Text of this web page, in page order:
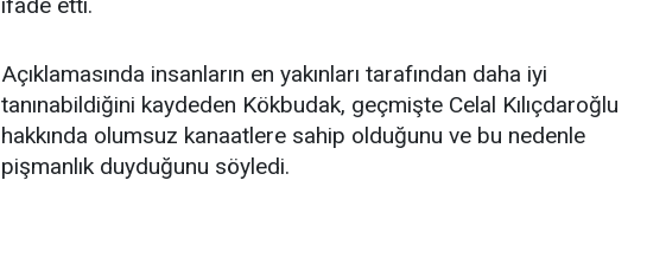
Açıklamasında insanların en yakınları tarafından daha iyi
tanınabildiğini kaydeden Kökbudak, geçmişte Celal Kılıçdaroğlu
hakkında olumsuz kanaatlere sahip olduğunu ve bu nedenle
pişmanlık duyduğunu söyledi.